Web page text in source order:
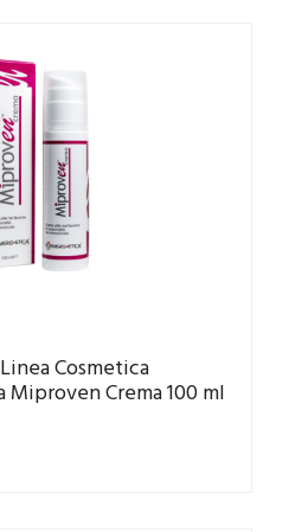
Cosmetica
Crema 100 ml